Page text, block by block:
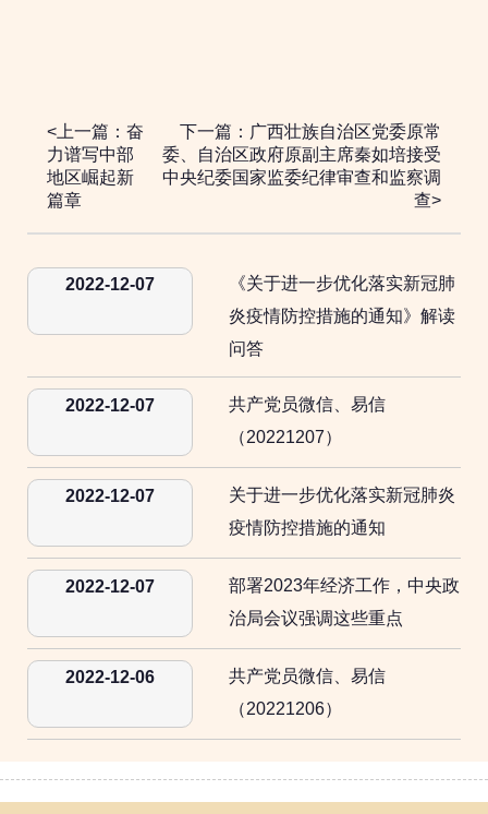
<上一篇：奋
力谱写中部
地区崛起新
篇章
下一篇：广西壮族自治区党委原常
委、自治区政府原副主席秦如培接受
中央纪委国家监委纪律审查和监察调
查>
2022-12-07
《关于进一步优化落实新冠肺
炎疫情防控措施的通知》解读
问答
2022-12-07
共产党员微信、易信
（20221207）
2022-12-07
关于进一步优化落实新冠肺炎
疫情防控措施的通知
2022-12-07
部署2023年经济工作，中央政
治局会议强调这些重点
2022-12-06
共产党员微信、易信
（20221206）